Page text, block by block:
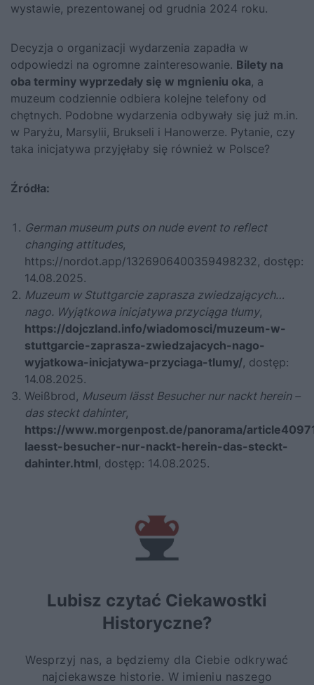
wystawie, prezentowanej od grudnia 2024 roku.
Decyzja o organizacji wydarzenia zapadła w
odpowiedzi na ogromne zainteresowanie. Bilety na
oba terminy wyprzedały się w mgnieniu oka, a
muzeum codziennie odbiera kolejne telefony od
chętnych. Podobne wydarzenia odbywały się już m.in.
w Paryżu, Marsylii, Brukseli i Hanowerze. Pytanie, czy
taka inicjatywa przyjęłaby się również w Polsce?
Źródła:
German museum puts on nude event to reflect
changing attitudes,
https://nordot.app/1326906400359498232 , dostęp:
14.08.2025.
Muzeum w Stuttgarcie zaprasza zwiedzających…
nago. Wyjątkowa inicjatywa przyciąga tłumy,
https://dojczland.info/wiadomosci/muzeum-w-
stuttgarcie-zaprasza-zwiedzajacych-nago-
wyjatkowa-inicjatywa-przyciaga-tlumy/, dostęp:
14.08.2025.
Weißbrod, Museum lässt Besucher nur nackt herein –
das steckt dahinter,
https://www.morgenpost.de/panorama/
laesst-besucher-nur-nackt-herein-das-steckt-
dahinter.html, dostęp: 14.08.2025.